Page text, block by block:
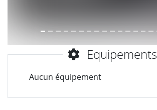
Equipements
Aucun équipement